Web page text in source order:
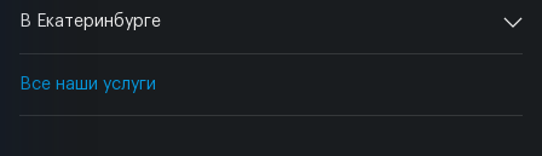
В Екатеринбурге
Все наши услуги